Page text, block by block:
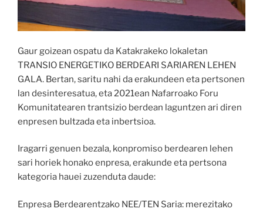
Gaur goizean ospatu da Katakrakeko lokaletan
TRANSIO ENERGETIKO BERDEARI SARIAREN LEHEN
GALA. Bertan, saritu nahi da erakundeen eta pertsonen
lan desinteresatua, eta 2021ean Nafarroako Foru
Komunitatearen trantsizio berdean laguntzen ari diren
enpresen bultzada eta inbertsioa.
Iragarri genuen bezala, konpromiso berdearen lehen
sari horiek honako enpresa, erakunde eta pertsona
kategoria hauei zuzenduta daude:
Enpresa Berdearentzako NEE/TEN Saria: merezitako